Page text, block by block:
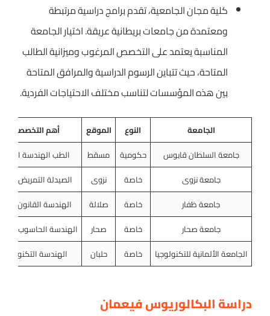
كلية مجان الجامعية، تقدم برامج دراسية مرتبطة
ومعتمدة من جامعات بريطانية عريقة. اختيار الجامعة
المناسبة يعتمد على التخصص المرغوب وميزانية الطالب
المتاحة، حيث تتباين الرسوم الدراسية والمرافق المتاحة
بين هذه المؤسسات لتناسب مختلف الاحتياجات الفردية.
الجامعة النوع الموقع
أهم التخصصات
جامعة السلطان قابوس
حكومية مسقط
الطب الهندسة
جامعة نزوى
خاصة نزوى
الصيدلة التمريض
جامعة ظفار
خاصة صلالة
الهندسة القانون
جامعة صحار
خاصة صحار
الهندسة الحاسوب
الجامعة الألمانية للتكنولوجيا
خاصة حلبان الهندسة التكنولوجيا
دراسة البكالوريوس فيعمان